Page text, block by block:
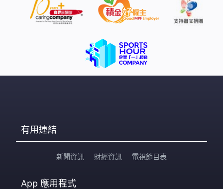
有用連結
新聞資訊 財經資訊 電視節目表
App 應用程式